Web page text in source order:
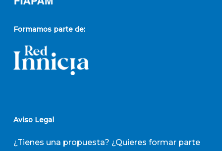
Formamos parte de:
Aviso Legal
¿Tienes una propuesta? ¿Quieres formar parte